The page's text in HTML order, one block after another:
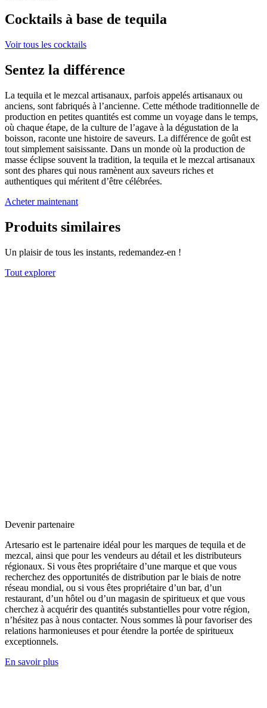
Cocktails à base de tequila
Voir tous les cocktails
Sentez la différence
La tequila et le mezcal artisanaux, parfois appelés artisanaux ou
anciens, sont fabriqués à l’ancienne. Cette méthode traditionnelle de
production en petites quantités est comme un voyage dans le temps,
où chaque étape, de la culture de l’agave à la dégustation de la
boisson, raconte une histoire de saveurs. La différence de goût est
tout simplement saisissante. Dans un monde où la production de
masse éclipse souvent la tradition, la tequila et le mezcal artisanaux
sont des phares qui nous ramènent aux saveurs riches et
authentiques qui méritent d’être célébrées.
Acheter maintenant
Produits similaires
Un plaisir de tous les instants, redemandez-en !
Tout explorer
Devenir partenaire
Artesario est le partenaire idéal pour les marques de tequila et de
mezcal, ainsi que pour les vendeurs au détail et les distributeurs
régionaux. Si vous êtes propriétaire d’une marque et que vous
recherchez des opportunités de distribution par le biais de notre
réseau mondial, ou si vous êtes propriétaire d’un bar, d’un
restaurant, d’un hôtel ou d’un magasin de spiritueux et que vous
cherchez à acquérir des quantités substantielles pour votre région,
n’hésitez pas à nous contacter. Nous sommes là pour favoriser des
relations harmonieuses et pour étendre la portée de spiritueux
exceptionnels.
En savoir plus